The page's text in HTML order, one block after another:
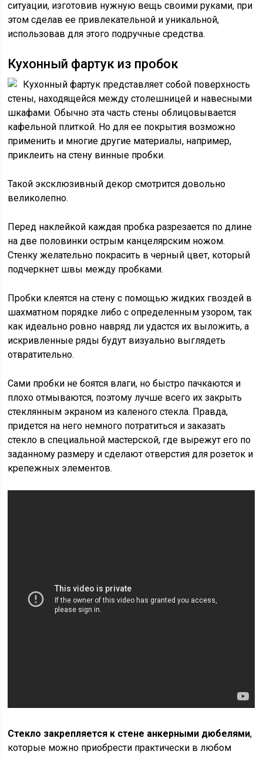
ситуации, изготовив нужную вещь своими руками, при
этом сделав ее привлекательной и уникальной,
использовав для этого подручные средства.
Кухонный фартук из пробок
Кухонный фартук представляет собой поверхность
стены, находящейся между столешницей и навесными
шкафами. Обычно эта часть стены облицовывается
кафельной плиткой. Но для ее покрытия возможно
применить и многие другие материалы, например,
приклеить на стену винные пробки.
Такой эксклюзивный декор смотрится довольно
великолепно.
Перед наклейкой каждая пробка разрезается по длине
на две половинки острым канцелярским ножом.
Стенку желательно покрасить в черный цвет, который
подчеркнет швы между пробками.
Пробки клеятся на стену с помощью жидких гвоздей в
шахматном порядке либо с определенным узором, так
как идеально ровно навряд ли удастся их выложить, а
искривленные ряды будут визуально выглядеть
отвратительно.
Сами пробки не боятся влаги, но быстро пачкаются и
плохо отмываются, поэтому лучше всего их закрыть
стеклянным экраном из каленого стекла. Правда,
придется на него немного потратиться и заказать
стекло в специальной мастерской, где вырежут его по
заданному размеру и сделают отверстия для розеток и
крепежных элементов.
Стекло закрепляется к стене анкерными дюбелями,
которые можно приобрести практически в любом